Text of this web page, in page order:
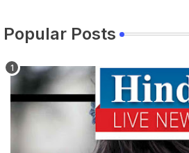
Popular Posts